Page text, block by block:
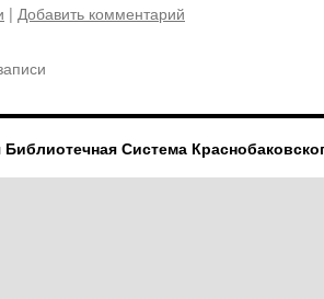
| Добавить комментарий
Библиотечная Система